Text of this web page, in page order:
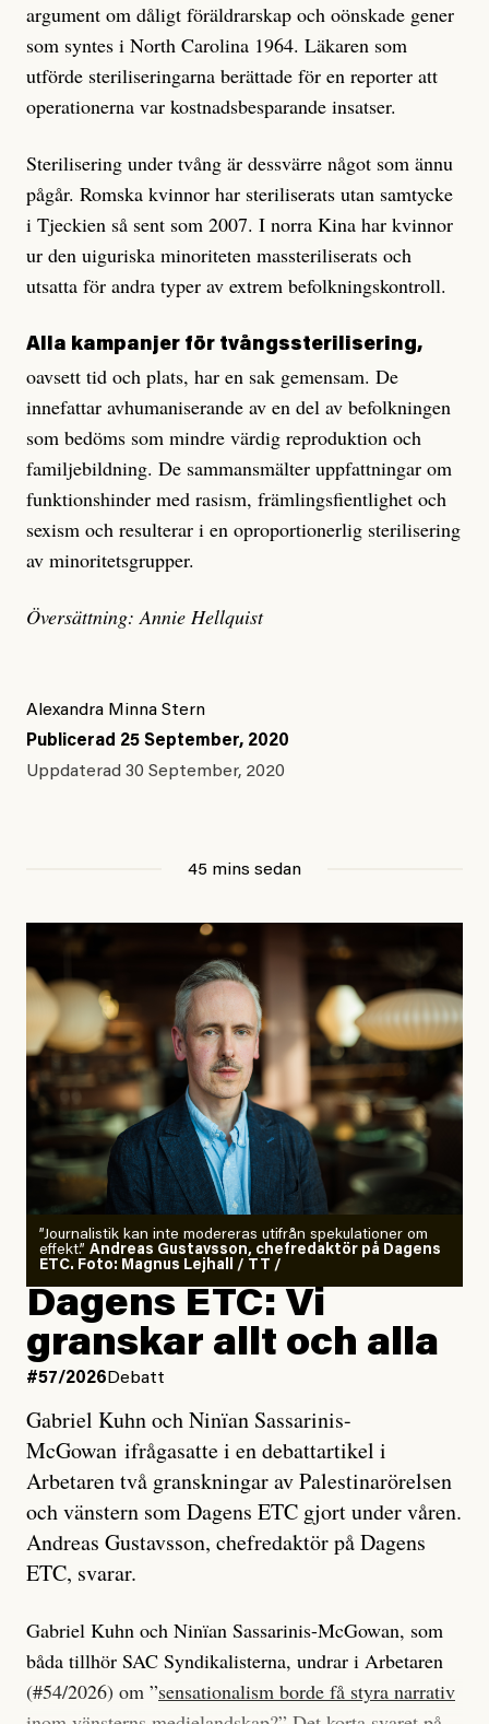
argument om dåligt föräldrarskap och oönskade gener
som syntes i North Carolina 1964. Läkaren som
utförde steriliseringarna berättade för en reporter att
operationerna var kostnadsbesparande insatser.
Sterilisering under tvång är dessvärre något som ännu
pågår. Romska kvinnor har steriliserats utan samtycke
i Tjeckien så sent som 2007. I norra Kina har kvinnor
ur den uiguriska minoriteten massteriliserats och
utsatta för andra typer av extrem befolkningskontroll.
Alla kampanjer för tvångssterilisering,
oavsett tid och plats, har en sak gemensam. De
innefattar avhumaniserande av en del av befolkningen
som bedöms som mindre värdig reproduktion och
familjebildning. De sammansmälter uppfattningar om
funktionshinder med rasism, främlingsfientlighet och
sexism och resulterar i en oproportionerlig sterilisering
av minoritetsgrupper.
Översättning: Annie Hellquist
Alexandra Minna Stern
Publicerad 25 September, 2020
Uppdaterad 30 September, 2020
45 mins sedan
”Journalistik kan inte modereras utifrån spekulationer om
effekt.” Andreas Gustavsson, chefredaktör på Dagens
ETC. Foto: Magnus Lejhall / TT /
Dagens ETC: Vi
granskar allt och alla
#57/2026 Debatt
Gabriel Kuhn och Ninïan Sassarinis-
McGowan ifrågasatte i en debattartikel i
Arbetaren två granskningar av Palestinarörelsen
och vänstern som Dagens ETC gjort under våren.
Andreas Gustavsson, chefredaktör på Dagens
ETC, svarar.
Gabriel Kuhn och Ninïan Sassarinis-McGowan, som
båda tillhör SAC Syndikalisterna, undrar i Arbetaren
(#54/2026) om ”sensationalism borde få styra narrativ